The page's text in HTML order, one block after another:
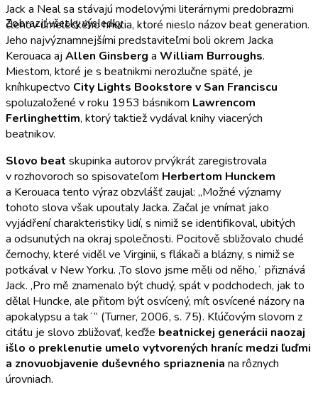
Zobraziť všetky výsledky
Jack a Neal sa stávajú modelovými literárnymi predobrazmi
členov umeleckého hnutia, ktoré nieslo názov beat generation.
Jeho najvýznamnejšími predstaviteľmi boli okrem Jacka
Kerouaca aj Allen Ginsberg a William Burroughs.
Miestom, ktoré je s beatnikmi nerozlučne späté, je
kníhkupectvo City Lights Bookstore v San Franciscu
spoluzaložené v roku 1953 básnikom Lawrencom
Ferlinghettim, ktorý taktiež vydával knihy viacerých
beatnikov.
Slovo beat skupinka autorov prvýkrát zaregistrovala
v rozhovoroch so spisovateľom Herbertom Hunckem
a Kerouaca tento výraz obzvlášť zaujal: „Možné významy
tohoto slova však upoutaly Jacka. Začal je vnímat jako
vyjádření charakteristiky lidí, s nimiž se identifikoval, ubitých
a odsunutých na okraj společnosti. Pocitově sbližovalo chudé
černochy, které viděl ve Virginii, s flákači a blázny, s nimiž se
potkával v New Yorku. ,To slovo jsme měli od něho,ʻ přiznává
Jack. ,Pro mě znamenalo být chudý, spát v podchodech, jak to
dělal Huncke, ale přitom být osvícený, mít osvícené názory na
apokalypsu a takʻ“ (Turner, 2006, s. 75). Kľúčovým slovom z
citátu je slovo zbližovať, keďže beatnickej generácii naozaj
išlo o preklenutie umelo vytvorených hraníc medzi ľuďmi
a znovuobjavenie duševného spriaznenia na rôznych
úrovniach.